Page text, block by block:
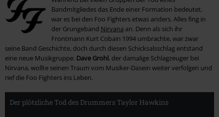
Bandmitgliedes das Ende einer Formation bedeutet,
war es bei den Foo Fighters etwas anders. Alles fing in
der Grungeband Nirvana an. Denn als sich ihr
Frontmann Kurt Cobain 1994 umbrachte, war zwar
seine Band Geschichte, doch durch diesen Schicksalsschlag entstand
eine neue Musikgruppe. Dave Grohl, der damalige Schlagzeuger bei
Nirvana, wollte seinen Traum vom Musiker-Dasein weiter verfolgen und
rief die Foo Fighters ins Leben.
Der plötzliche Tod des Drummers Taylor Hawkins